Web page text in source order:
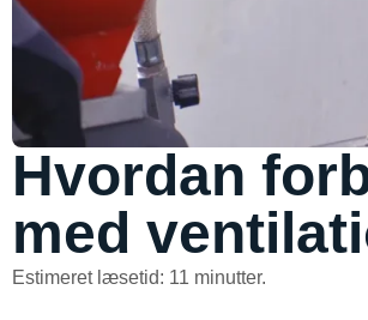
Hvordan
med
Estimeret læsetid: 11 minutter.